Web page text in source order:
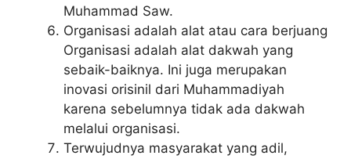
Muhammad Saw.
Organisasi adalah alat atau cara berjuang
Organisasi adalah alat dakwah yang
sebaik-baiknya. Ini juga merupakan
inovasi orisinil dari Muhammadiyah
karena sebelumnya tidak ada dakwah
melalui organisasi.
Terwujudnya masyarakat yang adil,